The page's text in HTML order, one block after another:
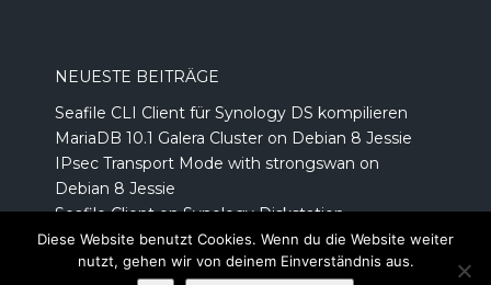
NEUESTE BEITRÄGE
Seafile CLI Client für Synology DS kompilieren
MariaDB 10.1 Galera Cluster on Debian 8 Jessie
IPsec Transport Mode with strongswan on
Debian 8 Jessie
Seafile Client on Synology Diskstation
Prepaid Kreditkarte von number26.de
Diese Website benutzt Cookies. Wenn du die Website weiter
nutzt, gehen wir von deinem Einverständnis aus.